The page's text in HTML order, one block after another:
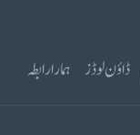
ڈاؤن لوڈز ہمارا رابطہ